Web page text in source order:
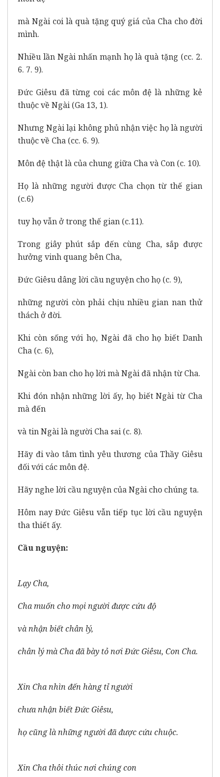
mà Ngài coi là quà tặng quý giá của Cha cho đời
mình.
Nhiều lần Ngài nhấn mạnh họ là quà tặng (cc. 2.
6. 7. 9).
Đức Giêsu đã từng coi các môn đệ là những kẻ
thuộc về Ngài (Ga 13, 1).
Nhưng Ngài lại không phủ nhận việc họ là người
thuộc về Cha (cc. 6. 9).
Môn đệ thật là của chung giữa Cha và Con (c. 10).
Họ là những người được Cha chọn từ thế gian
(c.6)
tuy họ vẫn ở trong thế gian (c.11).
Trong giây phút sắp đến cùng Cha, sắp được
hưởng vinh quang bên Cha,
Đức Giêsu dâng lời cầu nguyện cho họ (c. 9),
những người còn phải chịu nhiều gian nan thử
thách ở đời.
Khi còn sống với họ, Ngài đã cho họ biết Danh
Cha (c. 6),
Ngài còn ban cho họ lời mà Ngài đã nhận từ Cha.
Khi đón nhận những lời ấy, họ biết Ngài từ Cha
mà đến
và tin Ngài là người Cha sai (c. 8).
Hãy đi vào tâm tình yêu thương của Thầy Giêsu
đối với các môn đệ.
Hãy nghe lời cầu nguyện của Ngài cho chúng ta.
Hôm nay Đức Giêsu vẫn tiếp tục lời cầu nguyện
tha thiết ấy.
Cầu nguyện:
Lạy Cha,
Cha muốn cho mọi người được cứu độ
và nhận biết chân lý,
chân lý mà Cha đã bày tỏ nơi Đức Giêsu, Con Cha.
Xin Cha nhìn đến hàng tỉ người
chưa nhận biết Đức Giêsu,
họ cũng là những người đã được cứu chuộc.
Xin Cha thôi thúc nơi chúng con